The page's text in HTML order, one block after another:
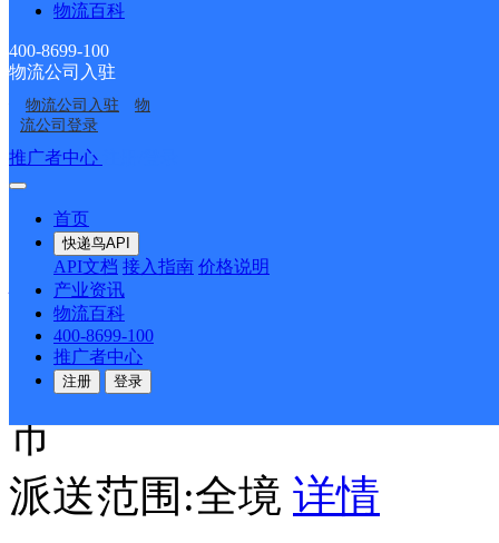
物流百科
400-8699-100
物流公司入驻
物流公司入驻
物
流公司登录
推广者中心
首页
快递鸟API
API文档 接入指南 价格说明
产业资讯
物流百科
400-8699-100
推广者中心
注册 登录
顺丰速运
城镇黑龙江省哈尔滨市
公馆5#楼（栋）1层1S02
派送范围:全境
便利店悦民蔬菜水果超市
顺丰速运
市
派送范围:全境 详情